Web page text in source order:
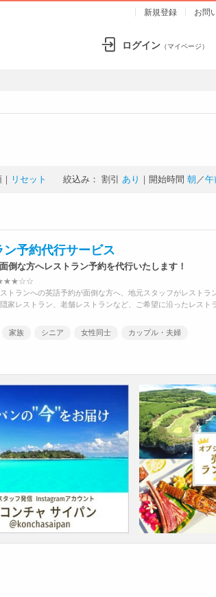
新規登録 お問
ログイン （マイページ）
｜ リセット 絞込み： 割引 あり ｜開始時間 朝 ／午
ン予約代行サービス
倒な方へレストラン予約を代行いたします！
トランへの英語予約が面倒な方へ、地元スタッフがレストラ
家レストラン、老舗レストランなど、ご希望に沿ったレス
家族 シニア 女性同士 カップル・夫婦